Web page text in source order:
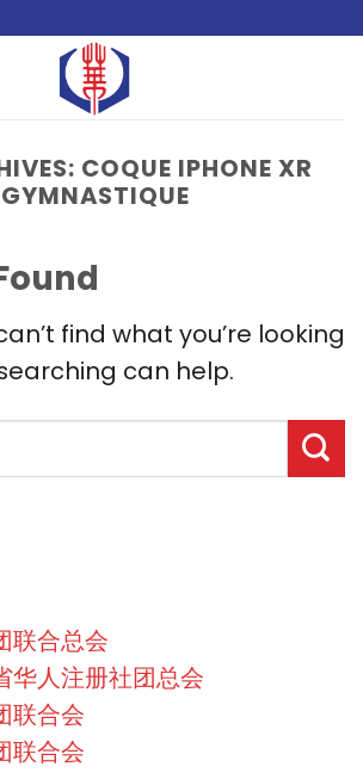
COQUE IPHONE XR
GYMNASTIQUE
find what you’re looking
can help.
联合总会
华人注册社团总会
联合会
联合会